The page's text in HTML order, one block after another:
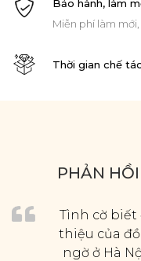
Bảo hành, làm
Miễn phí làm
Thời gian chế
PHẢN
Tình cờ biết
thiệu của
ngờ ở Hà